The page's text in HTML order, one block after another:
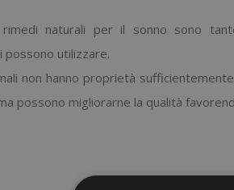
rimedi naturali per il sonno sono
utilizzare.
non hanno proprietà
possono migliorarne la qualità